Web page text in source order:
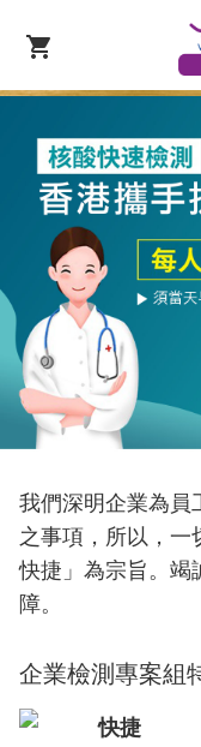
我們深明企業為員
之事項，所以，一
快捷」為宗旨。竭
障。
企業檢測專案組
快捷